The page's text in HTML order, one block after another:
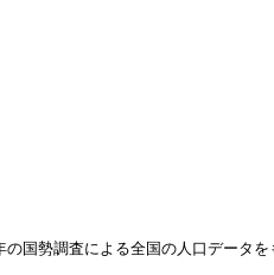
の国勢調査による全国の人口データ